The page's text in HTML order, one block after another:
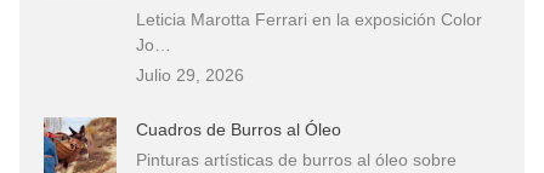
Leticia Marotta Ferrari en la exposición Color
Jo…
Julio 29, 2026
Cuadros de Burros al Óleo
Pinturas artísticas de burros al óleo sobre